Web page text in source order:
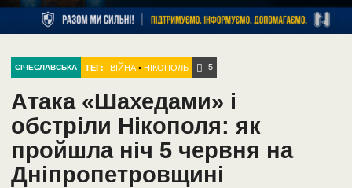
СІЧЕСЛАВСЬКА ТЕГ: ВІЙНА •НІКОПОЛЬ 5
Атака «Шахедами» і
обстріли Нікополя: як
пройшла ніч 5 червня на
Дніпропетровщині